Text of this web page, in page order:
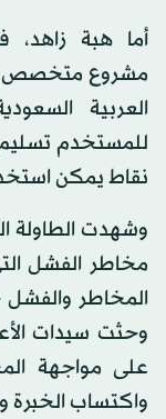
مشروع متخصص
العربية
للمستخدم تسليم
نقاط يمكن
وشهدت الطاولة
مخاطر الفشل
المخاطر والفشل
وحثت سيدات
على مواجهة
واكتساب الخبرة